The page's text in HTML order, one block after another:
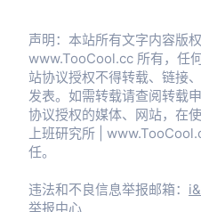
声明：本站所有文字内容版
www.TooCool.cc 所有，任
站协议授权不得转载、链接
发表。如需转载请查阅转载申
协议授权的媒体、网站，在
上班研究所 |
任。
违法和不良信息举报邮箱：
举报中心